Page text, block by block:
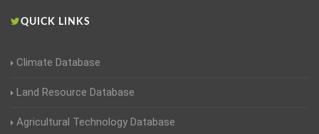
QUICK LINKS
Climate Database
Land Resource Database
Agricultural Technology Database